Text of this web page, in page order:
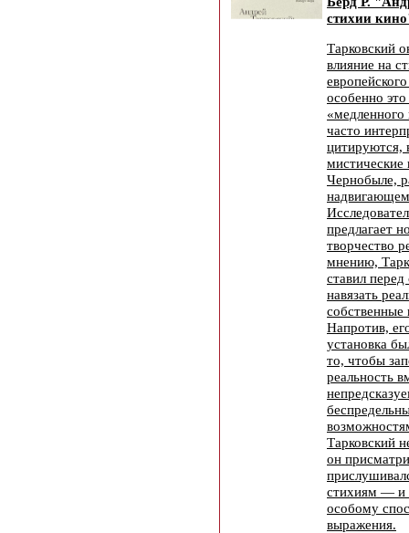
стихии
Тарковский
влияние на
особенно это
часто
цитируются,
мистические
Чернобыле,
предлагает
творчество
мнению,
ставил
навязать
собственные
Напротив,
установка
то, чтобы
реальность
Тарковский
он
стихиям — и
особому
выражения.